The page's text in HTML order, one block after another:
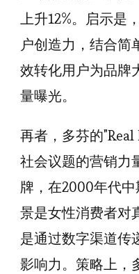
上升12%。启示是
户创造力，结合简
效转化用户为品牌
量曝光。
再者，多芬的
社会议题的营销力
牌，在2000年代
景是女性消费者对
是通过数字渠道传
影响力。策略上，